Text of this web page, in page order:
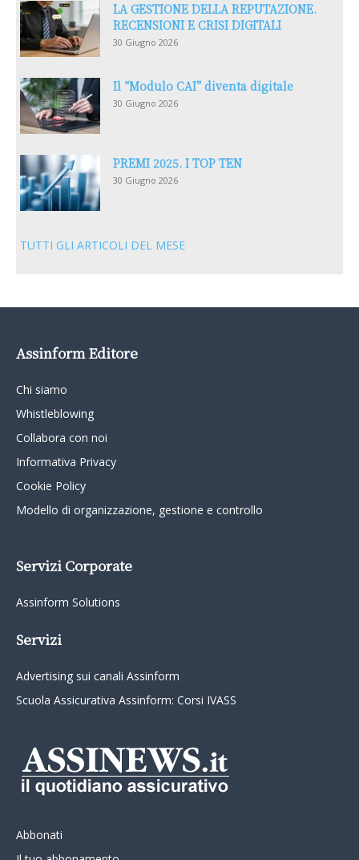
LA GESTIONE DELLA REPUTAZIONE.
RECENSIONI E CRISI DIGITALI
30 Giugno 2026
Il “Modulo CAI” diventa digitale
30 Giugno 2026
PREMI 2025. I TOP TEN
30 Giugno 2026
TUTTI GLI ARTICOLI DEL MESE
Assinform Editore
Chi siamo
Whistleblowing
Collabora con noi
Informativa Privacy
Cookie Policy
Modello di organizzazione, gestione e controllo
Servizi Corporate
Assinform Solutions
Servizi
Advertising sui canali Assinform
Scuola Assicurativa Assinform: Corsi IVASS
Abbonati